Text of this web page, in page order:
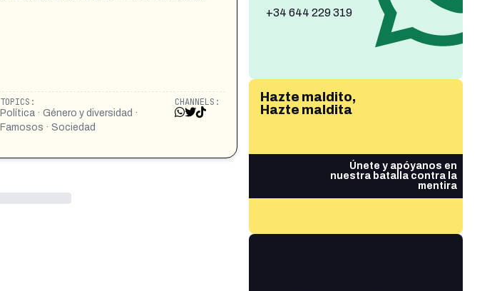
TOPICS:
Política · Género y diversidad ·
Famosos · Sociedad
CHANNELS:
+34 644 229 319
Hazte maldito,
Hazte maldita
Únete y apóyanos en
nuestra batalla contra la
mentira